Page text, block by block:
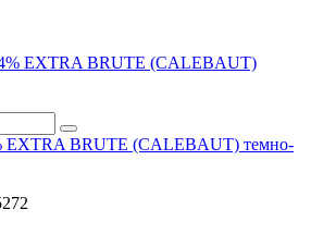
EXTRA BRUTE (CALEBAUT) темно-